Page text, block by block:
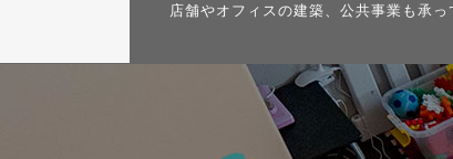
店舗やオフィスの建築、公共事業も承っ